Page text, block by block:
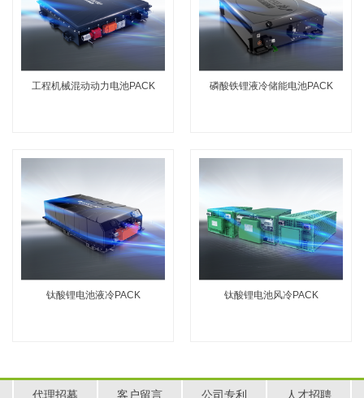
工程机械混动动力电池PACK 磷酸铁锂液冷储能电池PACK
钛酸锂电池液冷PACK 钛酸锂电池风冷PACK
代理招募 客户留言 公司专利 人才招聘